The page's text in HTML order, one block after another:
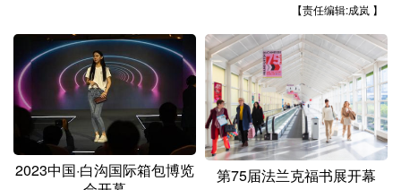
浙江 安徽 福建 江西
山东 河南 湖北 湖南
广东 广西 海南 重庆
四川 贵州 云南 西藏
【责任编辑:成岚 】
2023中国·白沟国际箱包博览
第75届法兰克福书展开幕